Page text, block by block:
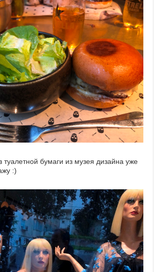
туалетной бумаги из музея дизайна уже
:)